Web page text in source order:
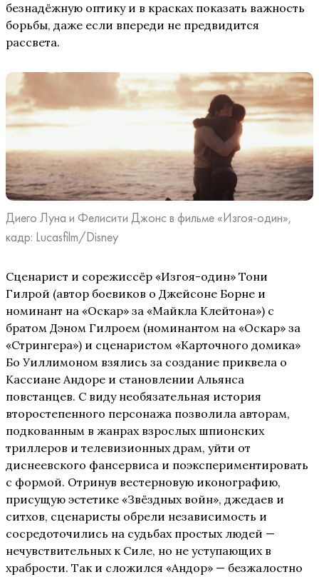
безнадёжную оптику и в красках показать важность
борьбы, даже если впереди не предвидится
рассвета.
Диего Луна и Фелисити Джонс в фильме «Изгоя-один»,
кадр: Lucasfilm/Disney
Сценарист и сорежиссёр «Изгоя-один» Тони
Гилрой (автор боевиков о Джейсоне Борне и
номинант на «Оскар» за «Майкла Клейтона») с
братом Дэном Гилроем (номинантом на «Оскар» за
«Стрингера») и сценаристом «Карточного домика»
Бо Уиллимоном взялись за создание приквела о
Кассиане Андоре и становлении Альянса
повстанцев. С виду необязательная история
второстепенного персонажа позволила авторам,
подкованным в жанрах взрослых шпионских
триллеров и телевизионных драм, уйти от
диснеевского фансервиса и поэкспериментировать
с формой. Отринув вестерновую иконографию,
присущую эстетике «Звёздных войн», джедаев и
ситхов, сценаристы обрели независимость и
сосредоточились на судьбах простых людей —
нечувствительных к Силе, но не уступающих в
храбрости. Так и сложился «Андор» — безжалостно